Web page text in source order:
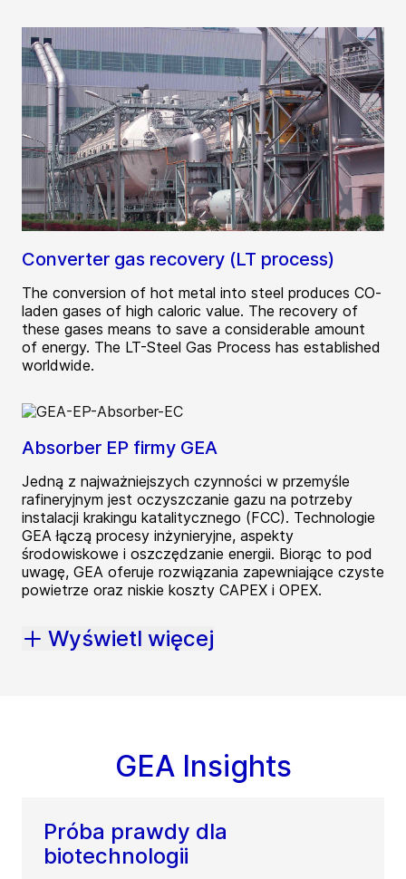
Converter gas recovery (LT process)
The conversion of hot metal into steel produces CO-
laden gases of high caloric value. The recovery of
these gases means to save a considerable amount
of energy. The LT-Steel Gas Process has established
worldwide.
Absorber EP firmy GEA
Jedną z najważniejszych czynności w przemyśle
rafineryjnym jest oczyszczanie gazu na potrzeby
instalacji krakingu katalitycznego (FCC). Technologie
GEA łączą procesy inżynieryjne, aspekty
środowiskowe i oszczędzanie energii. Biorąc to pod
uwagę, GEA oferuje rozwiązania zapewniające czyste
powietrze oraz niskie koszty CAPEX i OPEX.
Wyświetl więcej
GEA Insights
Próba prawdy dla
biotechnologii